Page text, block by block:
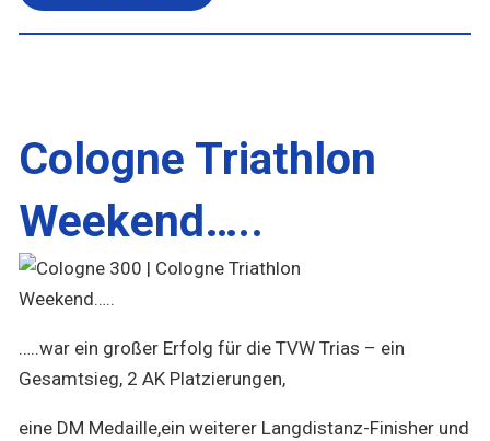
Cologne Triathlon
Weekend…..
…..war ein großer Erfolg für die TVW Trias – ein
Gesamtsieg, 2 AK Platzierungen,
eine DM Medaille,ein weiterer Langdistanz-Finisher und